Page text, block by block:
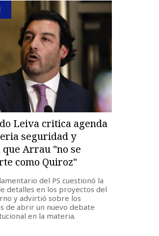
Leiva critica agenda
seguridad y
que Arrau "no se
como Quiroz"
del PS cuestionó la
detalles en los proyectos del
y advirtió sobre los
de abrir un nuevo debate
en la materia.